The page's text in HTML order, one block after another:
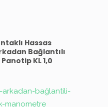
Hassas
Bağlantılı
KL 1,0